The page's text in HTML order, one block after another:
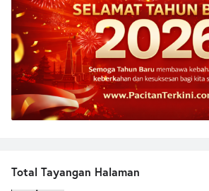
Total Tayangan Halaman